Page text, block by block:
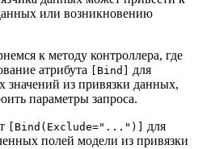
или возникновению
к методу контроллера, где
атрибута
[Bind]
для
значений из привязки данных,
параметры запроса.
[Bind(Exclude="...")]
для
полей модели из привязки